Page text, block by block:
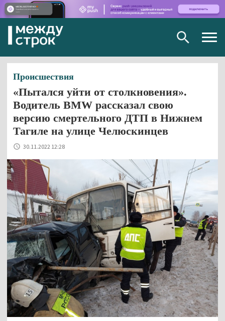
Происшествия
«Пытался уйти от столкновения».
Водитель BMW рассказал свою
версию смертельного ДТП в Нижнем
Тагиле на улице Челюскинцев
30.11.2022 12:28